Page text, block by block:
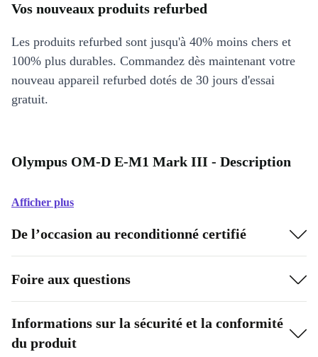
Vos nouveaux produits refurbed
Les produits refurbed sont jusqu'à 40% moins chers et
100% plus durables. Commandez dès maintenant votre
nouveau appareil refurbed dotés de 30 jours d'essai
gratuit.
Olympus OM-D E-M1 Mark III - Description
Afficher plus
De l’occasion au reconditionné certifié
Foire aux questions
Informations sur la sécurité et la conformité
du produit